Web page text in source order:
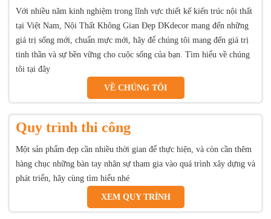
Với nhiều năm kinh nghiệm trong lĩnh vực thiết kế kiến trúc nội thất
tại Việt Nam, Nội Thất Không Gian Đẹp DKdecor mang đến những
giá trị sống mới, chuẩn mực mới, hãy để chúng tôi mang đến giá trị
tinh thần và sự bền vững cho cuộc sống của bạn. Tìm hiểu về chúng
tôi tại đây
VỀ CHÚNG TÔI
Quy trình thi công
Một sản phẩm đẹp cần nhiều thời gian để thực hiện, và còn cần thêm
hàng chục những bàn tay nhân sự tham gia vào quá trình xây dựng và
phát triển, hãy cùng tìm hiểu nhé
XEM QUY TRÌNH